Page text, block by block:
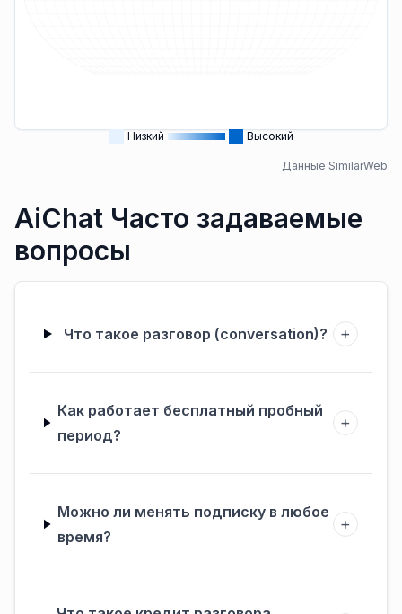
Низкий Высокий
Данные SimilarWeb
AiChat Часто задаваемые
вопросы
Что такое разговор (conversation)? +
Как работает бесплатный пробный
период?
+
Можно ли менять подписку в любое
время?
+